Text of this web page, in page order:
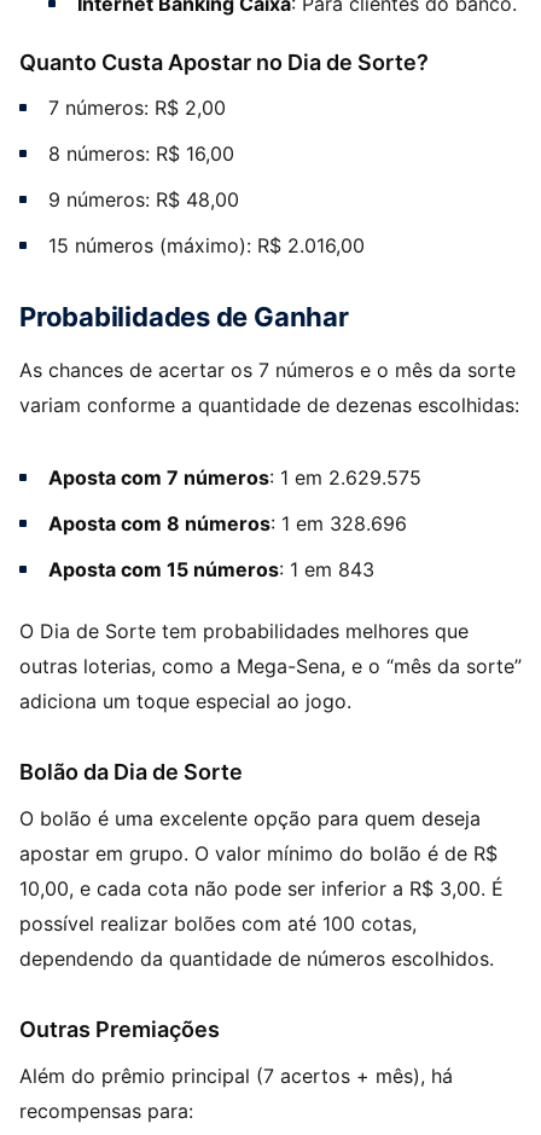
Quanto Custa Apostar no Dia de Sorte?
7 números: R$ 2,00
8 números: R$ 16,00
9 números: R$ 48,00
15 números (máximo): R$ 2.016,00
Probabilidades de Ganhar
As chances de acertar os 7 números e o mês da sorte
variam conforme a quantidade de dezenas escolhidas:
Aposta com 7 números: 1 em 2.629.575
Aposta com 8 números: 1 em 328.696
Aposta com 15 números: 1 em 843
O Dia de Sorte tem probabilidades melhores que
outras loterias, como a Mega-Sena, e o “mês da sorte”
adiciona um toque especial ao jogo.
Bolão da Dia de Sorte
O bolão é uma excelente opção para quem deseja
apostar em grupo. O valor mínimo do bolão é de R$
10,00, e cada cota não pode ser inferior a R$ 3,00. É
possível realizar bolões com até 100 cotas,
dependendo da quantidade de números escolhidos.
Outras Premiações
Além do prêmio principal (7 acertos + mês), há
recompensas para: